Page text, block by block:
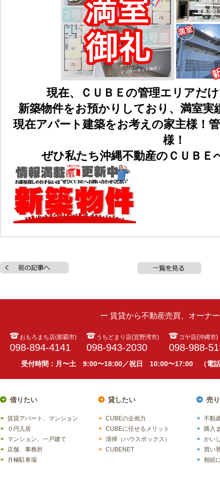
現在、ＣＵＢＥの管理エリアだ
新築物件をお預かりしており、満室実
現在アパート建築をお考えの家主様！
様！
ぜひ私たち沖縄不動産のＣＵＢＥ
ー 賃貸から不動産売買、オーナ
おもろまち店(那覇市)
098-894-4141
うちどまり店(宜野湾市)
098-943-2030
ゴヤ店(沖縄市)
098-988-
受付時間：月〜土 9:00〜18:00／祝日 10:00〜17:00 （電話
借りたい
賃貸アパート、マンション
０円入居
マンション、一戸建て
店舗、事務所
月極駐車場
貸したい
CUBEの企画力
CUBEに任せるメリット
清掃（ハウスボックス）
CUBENET
売
不動
購入
かい
買い
相続